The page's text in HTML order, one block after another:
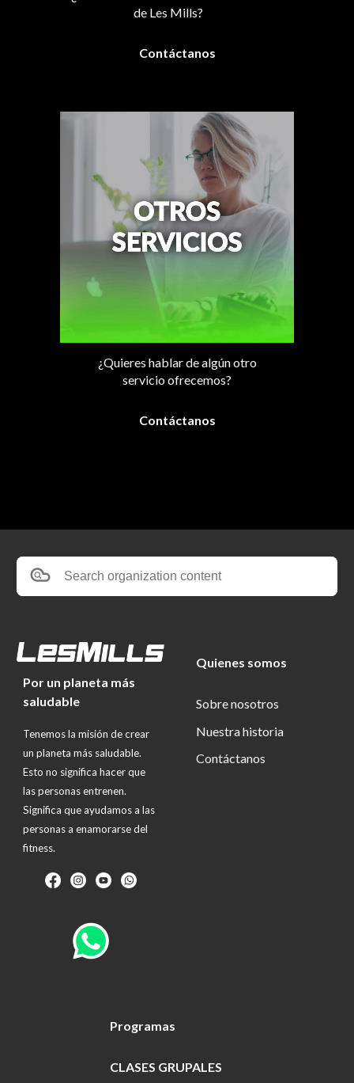
de Les Mills?
Contáctanos
¿Quieres hablar de algún otro
servicio ofrecemos?
Contáctanos
Search organization content
Por un planeta más
saludable
Tenemos la misión de crear
un planeta más saludable.
Esto no significa hacer que
las personas entrenen.
Significa que ayudamos a las
personas a enamorarse del
fitness.
Quienes somos
Sobre nosotros
Nuestra historia
Contáctanos
Programas
CLASES GRUPALES